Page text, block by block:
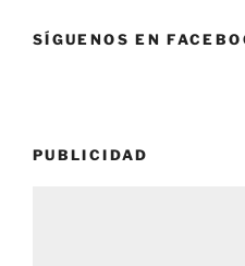
SÍGUENOS EN
PUBLICIDAD